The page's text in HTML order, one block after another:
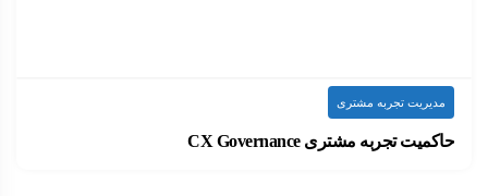
مدیریت تجربه مشتری
حاکمیت تجربه مشتری CX Governance